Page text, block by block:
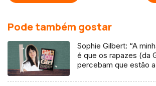
Pode também gostar
Sophie Gilbert: “A
é que os rapazes (da
percebam que estão